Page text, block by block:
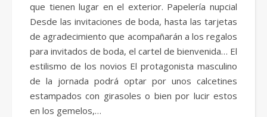
que tienen lugar en el exterior. Papelería nupcial
Desde las invitaciones de boda, hasta las tarjetas
de agradecimiento que acompañarán a los regalos
para invitados de boda, el cartel de bienvenida… El
estilismo de los novios El protagonista masculino
de la jornada podrá optar por unos calcetines
estampados con girasoles o bien por lucir estos
en los gemelos,…